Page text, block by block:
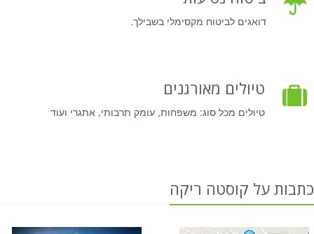
דואגים לביטוח מקסימלי בשבילך.
טיולים מאורגנים
טיולים מכל סוג: משפחות, עומק תרבותי, אתגרי ועוד
כתבות על קוסטה ריקה